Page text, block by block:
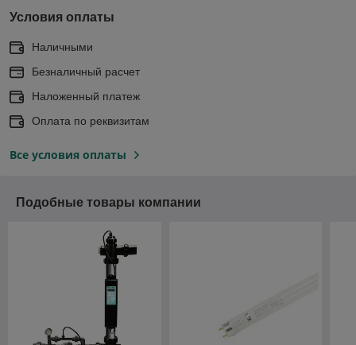
Условия оплаты
Наличными
Безналичный расчет
Наложенный платеж
Оплата по реквизитам
Все условия оплаты
Подобные товары компании